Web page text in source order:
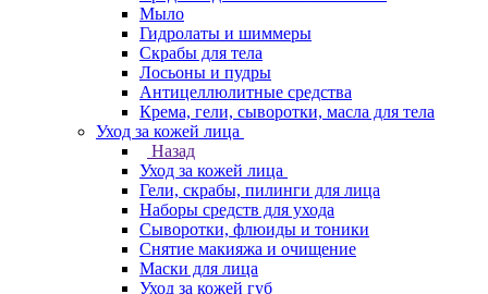
Мыло
Гидролаты и шиммеры
Скрабы для тела
Лосьоны и пудры
Антицеллюлитные средства
Крема, гели, сыворотки, масла для тела
Уход за кожей лица
Назад
Уход за кожей лица
Гели, скрабы, пилинги для лица
Наборы средств для ухода
Сыворотки, флюиды и тоники
Снятие макияжа и очищение
Маски для лица
Уход за кожей губ